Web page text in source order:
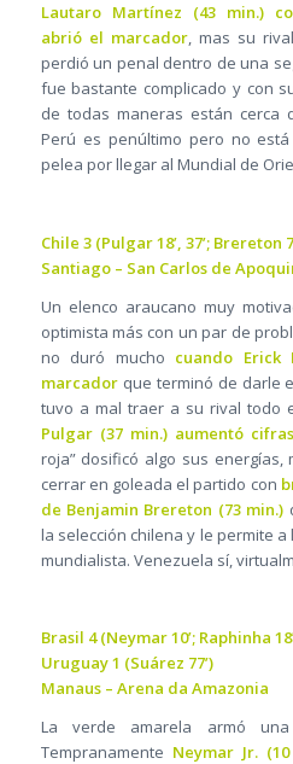
Lautaro Martínez (43 min.)
abrió el marcador, mas su
perdió un penal dentro de una
fue bastante complicado y con
de todas maneras están cerca
Perú es penúltimo pero no
pelea por llegar al Mundial de
Chile 3 (Pulgar 18’, 37’; Brereton
Santiago – San Carlos de
Un elenco araucano muy
optimista más con un par de
no duró mucho cuando
marcadorque terminó de darle
tuvo a mal traer a su rival todo
Pulgar (37 min.) aumentó
roja” dosificó algo sus
cerrar en goleada el partido con
de Benjamin Brereton (73 min.)
la selección chilena y le permite
mundialista. Venezuela sí,
Brasil 4 (Neymar 10’; Raphinha
Uruguay 1 (Suárez 77’)
Manaus – Arena da Amazonia
La verde amarela armó
Tempranamente Neymar Jr.